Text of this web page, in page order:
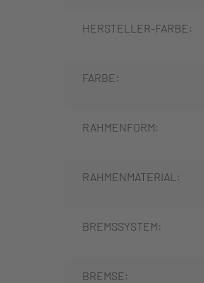
HERSTELLER-FARBE:
FARBE:
RAHMENFORM:
RAHMENMATERIAL:
BREMSSYSTEM:
BREMSE: